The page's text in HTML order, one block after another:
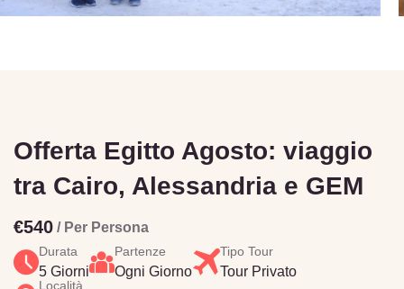
Offerta Egitto Agosto: viaggio
tra Cairo, Alessandria e GEM
€540 / Per Persona
Durata
5 Giorni
Partenze
Ogni Giorno
Tipo Tour
Tour Privato
Località